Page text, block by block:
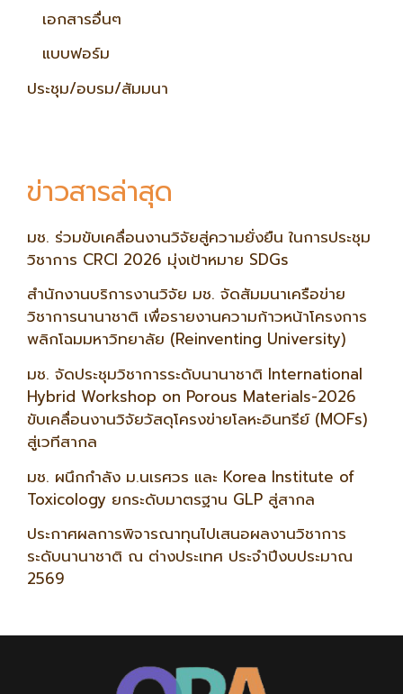
เอกสารอื่นๆ
แบบฟอร์ม
ประชุม/อบรม/สัมมนา
ข่าวสารล่าสุด
มช. ร่วมขับเคลื่อนงานวิจัยสู่ความยั่งยืน ในการประชุม
วิชาการ CRCI 2026 มุ่งเป้าหมาย SDGs
สำนักงานบริการงานวิจัย มช. จัดสัมมนาเครือข่าย
วิชาการนานาชาติ เพื่อรายงานความก้าวหน้าโครงการ
พลิกโฉมมหาวิทยาลัย (Reinventing University)
มช. จัดประชุมวิชาการระดับนานาชาติ International
Hybrid Workshop on Porous Materials-2026
ขับเคลื่อนงานวิจัยวัสดุโครงข่ายโลหะอินทรีย์ (MOFs)
สู่เวทีสากล
มช. ผนึกกำลัง ม.นเรศวร และ Korea Institute of
Toxicology ยกระดับมาตรฐาน GLP สู่สากล
ประกาศผลการพิจารณาทุนไปเสนอผลงานวิชาการ
ระดับนานาชาติ ณ ต่างประเทศ ประจำปีงบประมาณ
2569